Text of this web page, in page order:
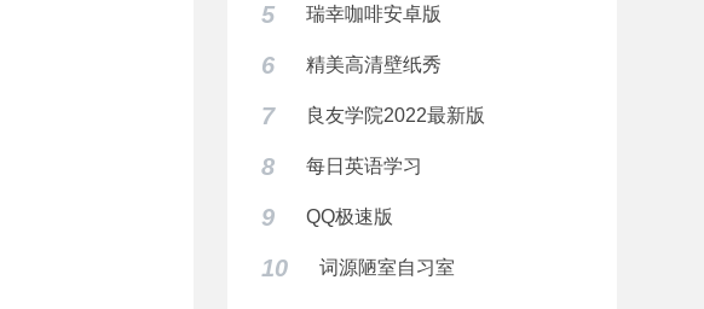
5 瑞幸咖啡安卓版
6 精美高清壁纸秀
7 良友学院2022最新版
8 每日英语学习
9 QQ极速版
10 词源陋室自习室